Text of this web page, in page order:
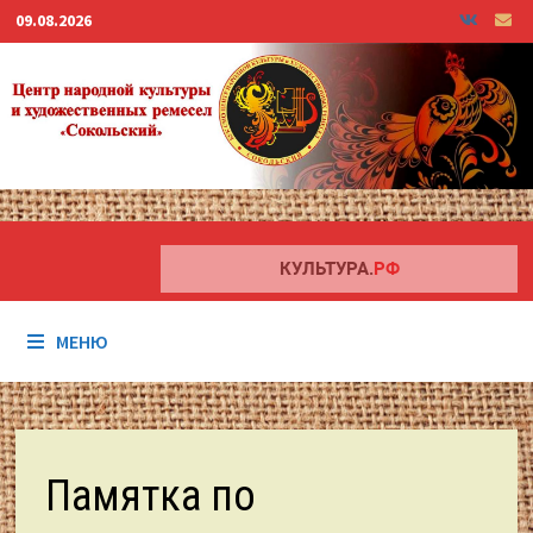
Перейти
к
содержимому
09.08.2026
МЕНЮ
Памятка по